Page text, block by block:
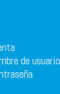
de usuario